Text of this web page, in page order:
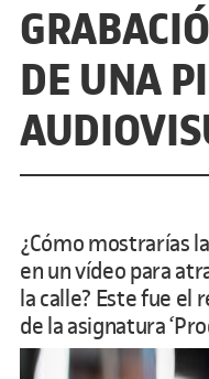
DE UNA
¿Cómo mostrarías
en un vídeo para
la calle? Este fue el
de la asignatura